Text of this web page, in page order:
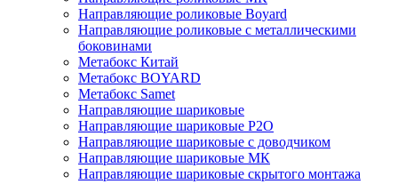
Направляющие роликовые Boyard
Направляющие роликовые с металлическими
боковинами
Метабокс Китай
Метабокс BOYARD
Метабокс Samet
Направляющие шариковые
Направляющие шариковые P2O
Направляющие шариковые с доводчиком
Направляющие шариковые МК
Направляющие шариковые скрытого монтажа